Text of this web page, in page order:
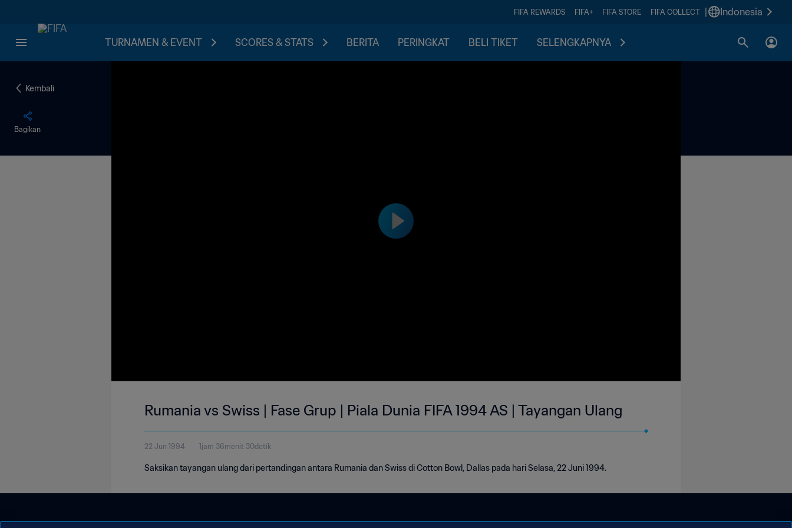
FIFA REWARDS FIFA+ FIFA STORE FIFA COLLECT Indonesia
TURNAMEN & EVENT SCORES & STATS BERITA PERINGKAT BELI TIKET SELENGKAPNYA
Kembali
Bagikan
Rumania vs Swiss | Fase Grup | Piala Dunia FIFA 1994 AS | Tayangan Ulang
22 Jun 1994 1jam 36menit 30detik
Saksikan tayangan ulang dari pertandingan antara Rumania dan Swiss di Cotton Bowl, Dallas pada hari Selasa, 22 Juni 1994.